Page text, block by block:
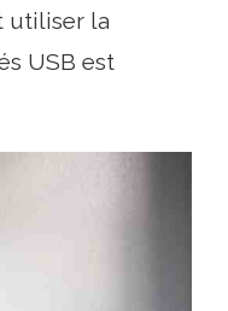
utiliser la
USB est